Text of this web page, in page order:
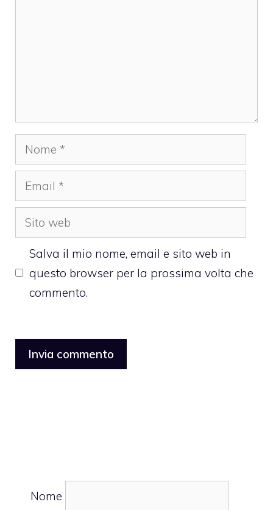
Nome
Email
Sito
web
Salva il mio nome, email e sito web in
questo browser per la prossima volta che
commento.
Nome